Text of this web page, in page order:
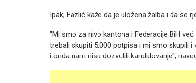
Ipak, Fazlić kaže da je uložena žalba i da se
"Mi smo za nivo kantona i Federacije BiH
trebali skupiti 5.000 potpisa i mi smo skupili
i onda nam nisu dozvolili kandidovanje",